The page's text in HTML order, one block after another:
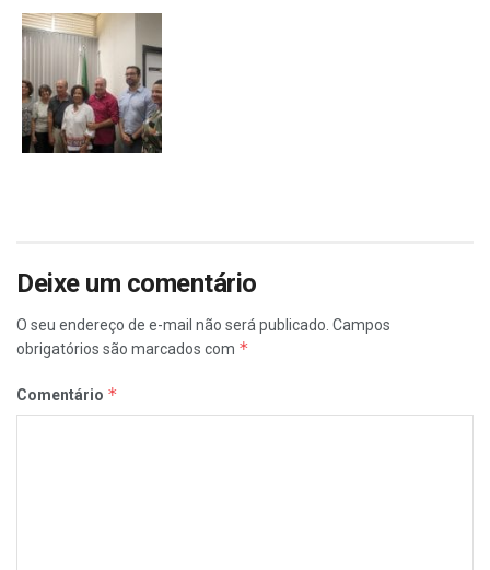
Deixe um comentário
O seu endereço de e-mail não será publicado. Campos
obrigatórios são marcados com *
Comentário *